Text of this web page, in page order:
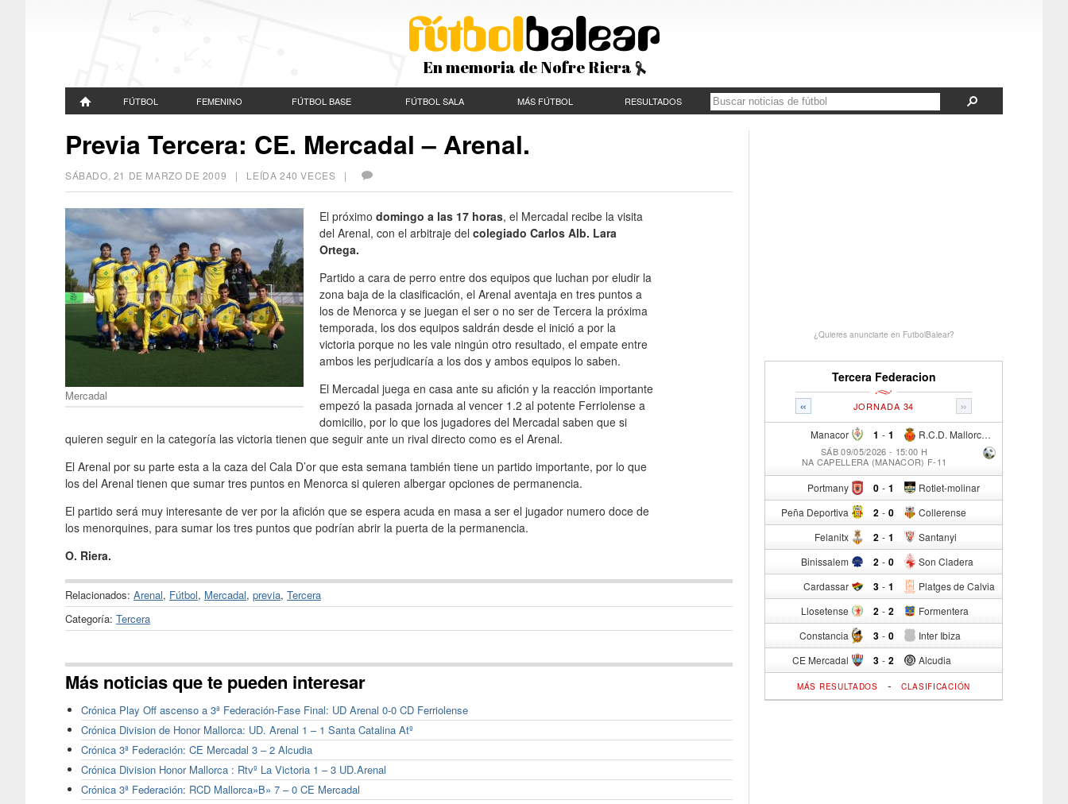
En memoria de Nofre Riera
FÚTBOL FEMENINO FÚTBOL BASE FÚTBOL SALA MÁS FÚTBOL RESULTADOS
Previa Tercera: CE. Mercadal – Arenal.
SÁBADO, 21 DE MARZO DE 2009 | LEÍDA 240 VECES |
Mercadal
El próximo domingo a las 17 horas, el Mercadal recibe la visita
del Arenal, con el arbitraje del colegiado Carlos Alb. Lara
Ortega.
Partido a cara de perro entre dos equipos que luchan por eludir la
zona baja de la clasificación, el Arenal aventaja en tres puntos a
los de Menorca y se juegan el ser o no ser de Tercera la próxima
temporada, los dos equipos saldrán desde el inició a por la
victoria porque no les vale ningún otro resultado, el empate entre
ambos les perjudicaría a los dos y ambos equipos lo saben.
El Mercadal juega en casa ante su afición y la reacción importante
empezó la pasada jornada al vencer 1.2 al potente Ferriolense a
domicilio, por lo que los jugadores del Mercadal saben que si
quieren seguir en la categoría las victoria tienen que seguir ante un rival directo como es el Arenal.
El Arenal por su parte esta a la caza del Cala D’or que esta semana también tiene un partido importante, por lo que
los del Arenal tienen que sumar tres puntos en Menorca si quieren albergar opciones de permanencia.
El partido será muy interesante de ver por la afición que se espera acuda en masa a ser el jugador numero doce de
los menorquines, para sumar los tres puntos que podrían abrir la puerta de la permanencia.
O. Riera.
Relacionados: Arenal, Fútbol, Mercadal, previa, Tercera
Categoría: Tercera
Más noticias que te pueden interesar
Crónica Play Off ascenso a 3ª Federación-Fase Final: UD Arenal 0-0 CD Ferriolense
Crónica Division de Honor Mallorca: UD. Arenal 1 – 1 Santa Catalina Atº
Crónica 3ª Federación: CE Mercadal 3 – 2 Alcudia
Crónica Division Honor Mallorca : Rtvº La Victoria 1 – 3 UD.Arenal
Crónica 3ª Federación: RCD Mallorca»B» 7 – 0 CE Mercadal
¿Quieres anunciarte en FutbolBalear?
Tercera Federacion
« »
JORNADA 34
Manacor 1 - R.C.D. Mallorca Sad "B"
1
SÁB 09/05/2026 - 15:00 H
NA CAPELLERA (MANACOR) F-11
Portmany 0 - Rotlet-molinar
1
Peña Deportiva 2 - Collerense
0
Felanitx 2 - Santanyi
1
Binissalem 2 - Son Cladera
0
Cardassar 3 - Platges de Calvia
1
Llosetense 2 - Formentera
2
Constancia 3 - Inter Ibiza
0
CE Mercadal 3 - Alcudia
2
MÁS RESULTADOS - CLASIFICACIÓN